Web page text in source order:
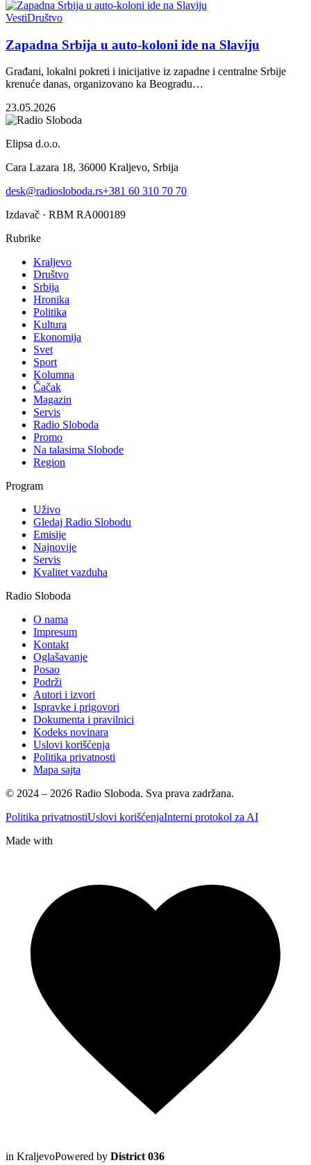
VestiDruštvo
Zapadna Srbija u auto-koloni ide na Slaviju
Građani, lokalni pokreti i inicijative iz zapadne i centralne Srbije
krenuće danas, organizovano ka Beogradu…
23.05.2026
Elipsa d.o.o.
Cara Lazara 18, 36000 Kraljevo, Srbija
desk@radiosloboda.rs+381 60 310 70 70
Izdavač · RBM RA000189
Rubrike
Kraljevo
Društvo
Srbija
Hronika
Politika
Kultura
Ekonomija
Svet
Sport
Kolumna
Čačak
Magazin
Servis
Radio Sloboda
Promo
Na talasima Slobode
Region
Program
Uživo
Gledaj Radio Slobodu
Emisije
Najnovije
Servis
Kvalitet vazduha
Radio Sloboda
O nama
Impresum
Kontakt
Oglašavanje
Posao
Podrži
Autori i izvori
Ispravke i prigovori
Dokumenta i pravilnici
Kodeks novinara
Uslovi korišćenja
Politika privatnosti
Mapa sajta
© 2024 – 2026 Radio Sloboda. Sva prava zadržana.
Politika privatnostiUslovi korišćenjaInterni protokol za AI
Made with
in KraljevoPowered by District 036